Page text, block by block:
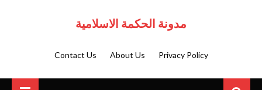
مدونة الحكمة الاسلامية
Privacy Policy
About Us
Contact Us